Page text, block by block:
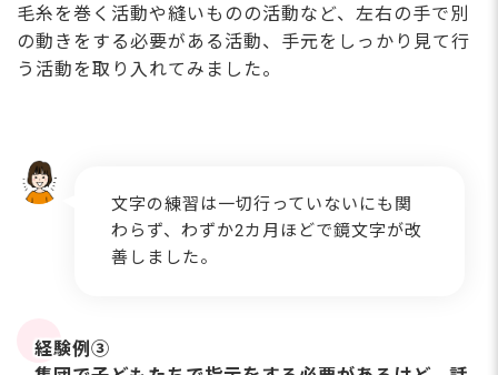
⽑⽷を巻く活動や縫いものの活動など、左右の⼿で別
の動きをする必要がある活動、⼿元をしっかり⾒て⾏
う活動を取り⼊れてみました。
⽂字の練習は⼀切⾏っていないにも関
わらず、わずか2カ⽉ほどで鏡⽂字が改
善しました。
経験例③